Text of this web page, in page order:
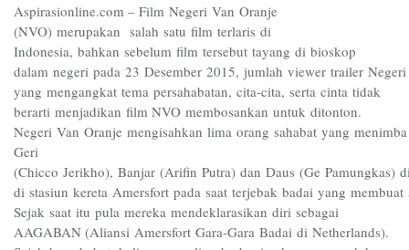
Aspirasionline.com – Film Negeri Van Oranje
(NVO) merupakan salah satu film terlaris di
Indonesia, bahkan sebelum film tersebut tayang di bioskop
dalam negeri pada 23 Desember 2015, jumlah viewer trailer
yang mengangkat tema persahabatan, cita-cita, serta cinta tidak
berarti menjadikan film NVO membosankan untuk ditonton.
Negeri Van Oranje mengisahkan lima orang sahabat yang
Geri
(Chicco Jerikho), Banjar (Arifin Putra) dan Daus (Ge Pamungkas)
di stasiun kereta Amersfort pada saat terjebak badai yang
Sejak saat itu pula mereka mendeklarasikan diri sebagai
AAGABAN (Aliansi Amersfort Gara-Gara Badai di Netherlands).